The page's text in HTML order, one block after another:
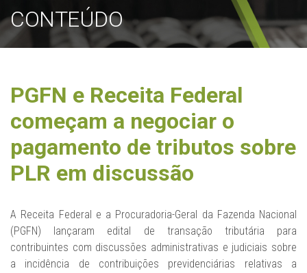
CONTEÚDO
PGFN e Receita Federal
começam a negociar o
pagamento de tributos sobre
PLR em discussão
A Receita Federal e a Procuradoria-Geral da Fazenda Nacional
(PGFN) lançaram edital de transação tributária para
contribuintes com discussões administrativas e judiciais sobre
a incidência de contribuições previdenciárias relativas a